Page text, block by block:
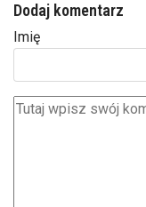
Dodaj komentarz
Imię